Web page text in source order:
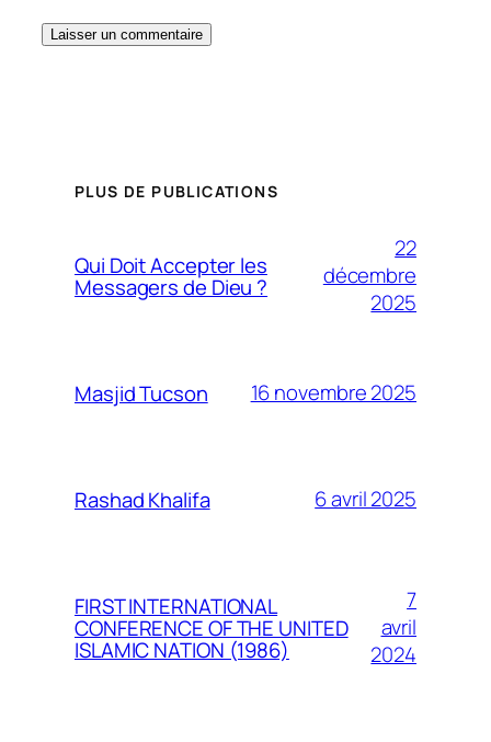
PLUS DE PUBLICATIONS
Qui Doit Accepter les
Messagers de Dieu ?
22
décembre
2025
Masjid Tucson 16 novembre 2025
Rashad Khalifa 6 avril 2025
FIRST INTERNATIONAL
CONFERENCE OF THE UNITED
ISLAMIC NATION (1986)
7
avril
2024